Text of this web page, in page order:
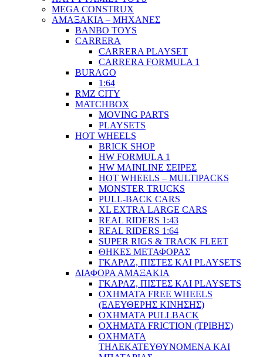
MEGA CONSTRUX
ΑΜΑΞΑΚΙΑ – ΜΗΧΑΝΕΣ
BANBO TOYS
CARRERA
CARRERA PLAYSET
CARRERA FORMULA 1
BURAGO
1:64
RMZ CITY
MATCHBOX
MOVING PARTS
PLAYSETS
HOT WHEELS
BRICK SHOP
HW FORMULA 1
HW MAINLINE ΣΕΙΡΕΣ
HOT WHEELS – MULTIPACKS
MONSTER TRUCKS
PULL-BACK CARS
XL EXTRA LARGE CARS
REAL RIDERS 1:43
REAL RIDERS 1:64
SUPER RIGS & TRACK FLEET
ΘΗΚΕΣ ΜΕΤΑΦΟΡΑΣ
ΓΚΑΡΑΖ, ΠΙΣΤΕΣ ΚΑΙ PLAYSETS
ΔΙΑΦΟΡΑ ΑΜΑΞΑΚΙΑ
ΓΚΑΡΑΖ, ΠΙΣΤΕΣ ΚΑΙ PLAYSETS
ΟΧΗΜΑΤΑ FREE WHEELS
(ΕΛΕΥΘΕΡΗΣ ΚΙΝΗΣΗΣ)
ΟΧΗΜΑΤΑ PULLBACK
ΟΧΗΜΑΤΑ FRICTION (ΤΡΙΒΗΣ)
ΟΧΗΜΑΤΑ
ΤΗΛΕΚΑΤΕΥΘΥΝΟΜΕΝΑ ΚΑΙ